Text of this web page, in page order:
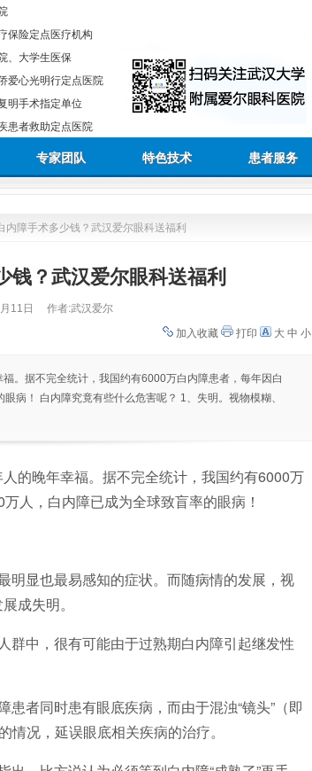
保险定点医疗机构
、大学生医保
爱心光明行定点医院
明手术指定单位
患者救助定点医院
专家团队 特色技术 患者服务
内障手术多少钱？武汉爱尔眼科送福利
钱？武汉爱尔眼科送福利
11日
作者:武汉爱尔
加入收藏
打印 大 中 小
。据不完全统计，我国约有6000万白内障患者，每年因白
病！ 白内障究竟有些什么危害呢？ 1、失明。视物模糊、
的晚年幸福。据不完全统计，我国约有6000万
人，白内障已成为全球致盲率的眼病！
明显也最易感知的症状。而随病情的发展，视
成失明。
群中，很有可能由于过熟期白内障引起继发性
者同时患有眼底疾病，而由于混浊“镜头”（即
情况，延误眼底相关疾病的治疗。